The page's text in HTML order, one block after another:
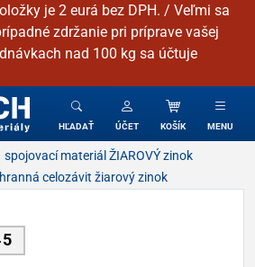
je 2 eurá bez DPH. / Veľmi sa
zdržanie pri príprave vašej
nad 100 kg sa účtuje
HĽADAŤ ÚČET KOŠÍK MENU
spojovací materiál ŽIAROVÝ zinok
celozávit žiarový zinok